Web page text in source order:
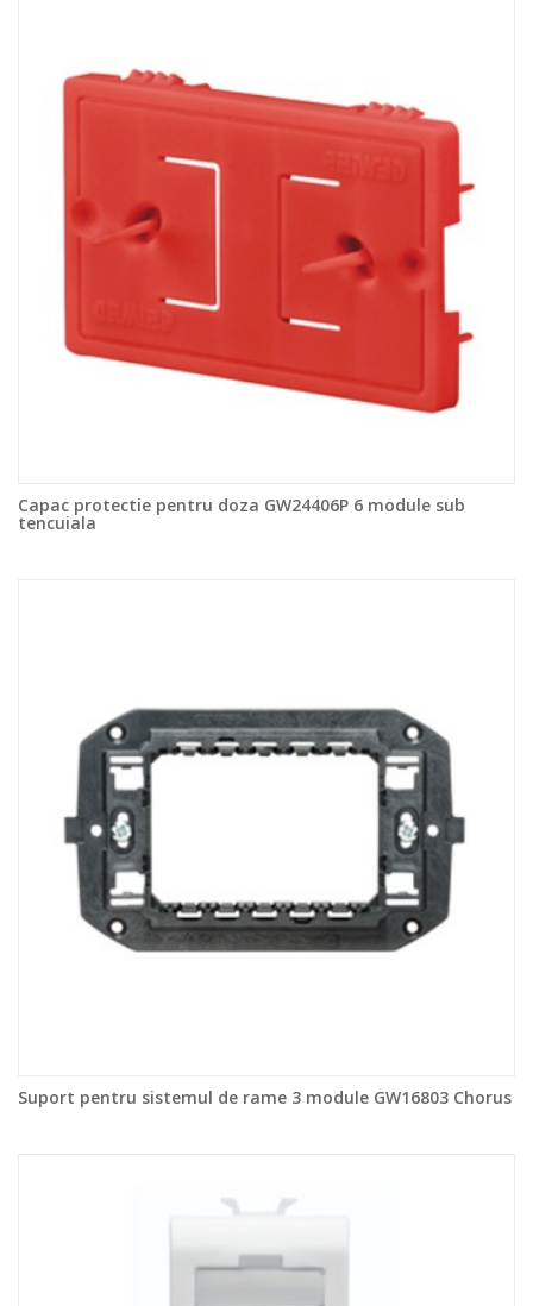
Capac protectie pentru doza GW24406P 6 module sub
tencuiala
Suport pentru sistemul de rame 3 module GW16803 Chorus